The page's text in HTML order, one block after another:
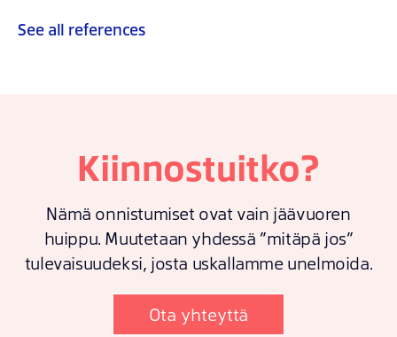
See all references
Kiinnostuitko?
Nämä onnistumiset ovat vain jäävuoren
huippu. Muutetaan yhdessä ”mitäpä jos”
tulevaisuudeksi, josta uskallamme unelmoida.
Ota yhteyttä